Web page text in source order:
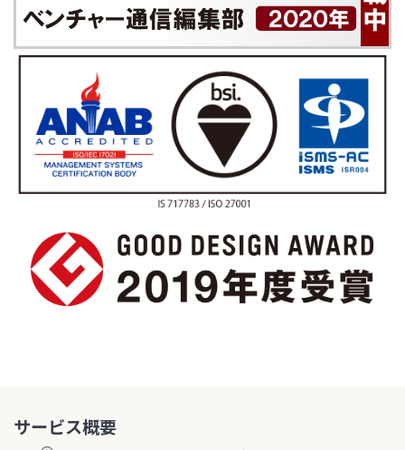
サービス概要